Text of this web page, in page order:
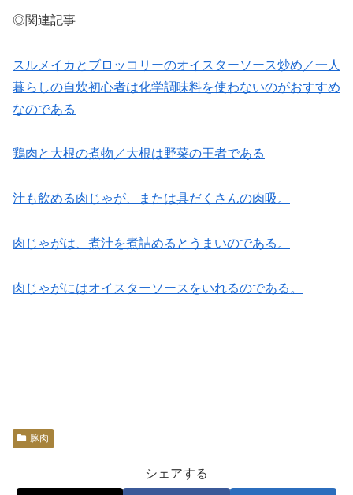
◎関連記事
スルメイカとブロッコリーのオイスターソース炒め／一人
暮らしの自炊初心者は化学調味料を使わないのがおすすめ
なのである
鶏肉と大根の煮物／大根は野菜の王者である
汁も飲める肉じゃが、または具だくさんの肉吸。
肉じゃがは、煮汁を煮詰めるとうまいのである。
肉じゃがにはオイスターソースをいれるのである。
豚肉
シェアする